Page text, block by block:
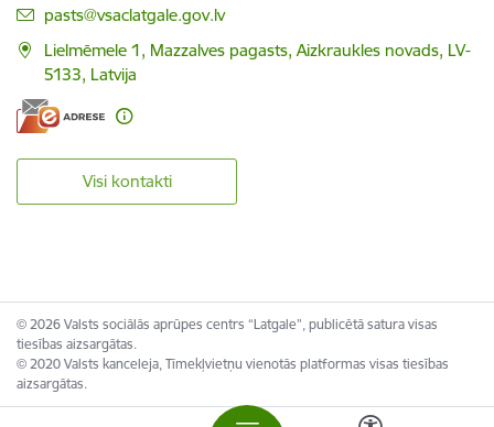
E-pasts:
pasts@vsaclatgale.gov.lv
Lielmēmele 1, Mazzalves pagasts, Aizkraukles novads, LV-
5133, Latvija
Visi kontakti
© 2026 Valsts sociālās aprūpes centrs “Latgale”, publicētā satura visas
tiesības aizsargātas.
© 2020 Valsts kanceleja, Tīmekļvietņu vienotās platformas visas tiesības
aizsargātas.